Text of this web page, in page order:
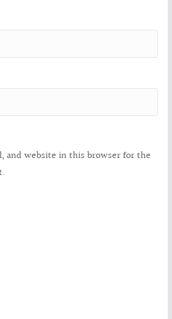
and website in this browser for the